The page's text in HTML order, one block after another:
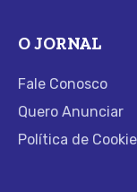
O JORNAL
Fale Conosco
Quero Anunciar
Política de